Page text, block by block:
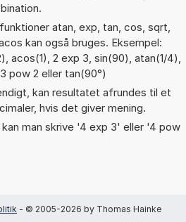
atan, exp, tan, cos, sqrt,
kan også bruges. Eksempel:
acos(1), 2 exp 3, sin(90), atan(1/4),
pow 2 eller tan(90°)
kan resultatet afrundes til et
hvis det giver mening.
man skrive '4 exp 3' eller '4 pow
- © 2005-2026 by Thomas Hainke